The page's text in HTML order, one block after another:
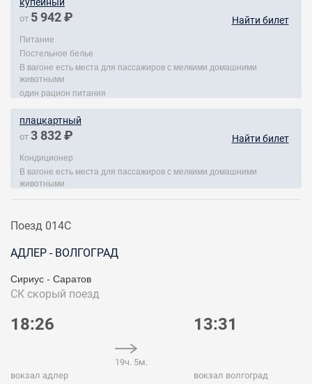
от 5 942 ₽ Найти билет
Питание
Постельное белье
В вагоне есть места для пассажиров с мелкими домашними
животными
один рацион питания
плацкартный
от 3 832 ₽ Найти билет
Кондиционер
В вагоне есть места для пассажиров с мелкими домашними
животными
Поезд 014С
АДЛЕР - ВОЛГОГРАД
Сириус - Саратов
СК скорый поезд
18:26
вокзал адлер
19ч. 5м.
13:31
вокзал волгоград